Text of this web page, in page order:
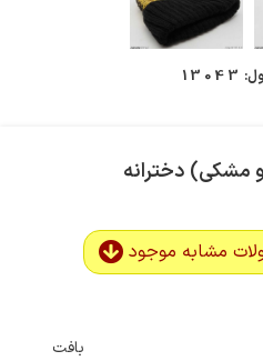
13043
مشکی) دخترانه
مشابه موجود
بافت